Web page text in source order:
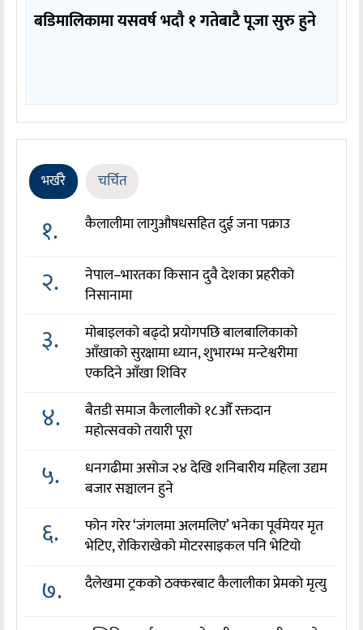
बडिमालिकामा यसवर्ष भदौ १ गतेबाटै पूजा सुरु हुने
भर्खरै चर्चित
१. कैलालीमा लागुऔषधसहित दुई जना पक्राउ
२.
नेपाल–भारतका किसान दुवै देशका प्रहरीको
निसानामा
३.
मोबाइलको बढ्दो प्रयोगपछि बालबालिकाको
आँखाको सुरक्षामा ध्यान, शुभारम्भ मन्टेश्वरीमा
एकदिने आँखा शिविर
४.
बैतडी समाज कैलालीको १८औँ रक्तदान
महोत्सवको तयारी पूरा
५.
धनगढीमा असोज २४ देखि शनिबारीय महिला उद्यम
बजार सञ्चालन हुने
६.
फोन गरेर ‘जंगलमा अलमलिए’ भनेका पूर्वमेयर मृत
भेटिए, रोकिराखेको मोटरसाइकल पनि भेटियो
७. दैलेखमा ट्रकको ठक्करबाट कैलालीका प्रेमको मृत्यु